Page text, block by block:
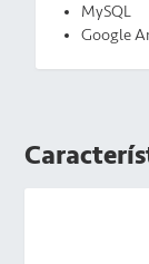
MySQL
Google